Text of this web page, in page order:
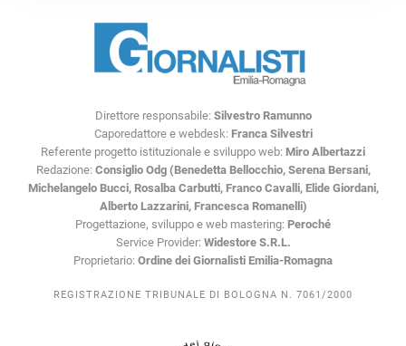
Direttore responsabile: Silvestro Ramunno
Caporedattore e webdesk: Franca Silvestri
Referente progetto istituzionale e sviluppo web: Miro Albertazzi
Redazione: Consiglio Odg (Benedetta Bellocchio, Serena Bersani,
Michelangelo Bucci, Rosalba Carbutti, Franco Cavalli, Elide Giordani,
Alberto Lazzarini, Francesca Romanelli)
Progettazione, sviluppo e web mastering: Peroché
Service Provider: Widestore S.R.L.
Proprietario: Ordine dei Giornalisti Emilia-Romagna
REGISTRAZIONE TRIBUNALE DI BOLOGNA N. 7061/2000